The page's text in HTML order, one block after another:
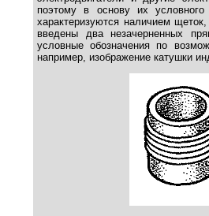
поэтому в основу их условного
характеризуются наличием
введены два незачерненных
условные обозначения по
например, изображение катушки